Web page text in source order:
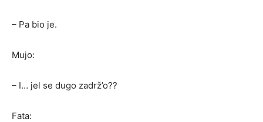
– Pa bio je.
Mujo:
– I… jel se dugo zadrž’o??
Fata: